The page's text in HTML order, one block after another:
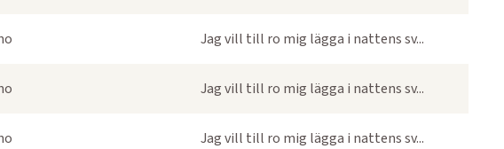
Jag vill till ro mig lägga i nattens sv...
Jag vill till ro mig lägga i nattens sv...
Jag vill till ro mig lägga i nattens sv...